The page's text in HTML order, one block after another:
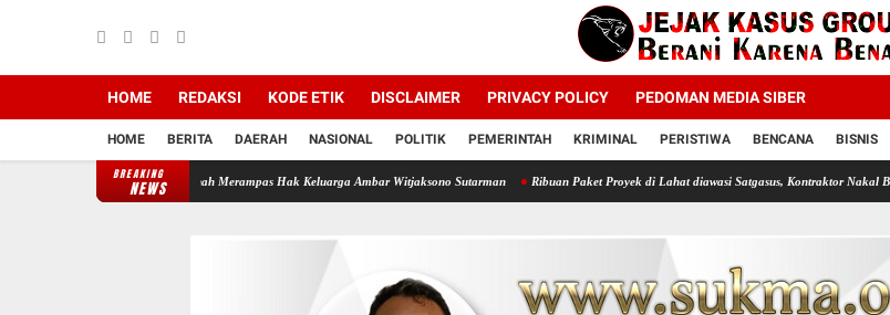
HOME REDAKSI KODE ETIK DISCLAIMER PRIVACY POLICY PEDOMAN MEDIA SIBER
HOME BERITA DAERAH NASIONAL POLITIK PEMERINTAH KRIMINAL PERISTIWA BENCANA BISNIS
BREAKING
NEWS
Backing Mafia Tanah Merampas Hak Keluarga Ambar Witjaksono Sutarman Ribuan Paket Proyek di Lahat diawasi Satgasus, Kontraktor Nakal Bisa Terancam Bui